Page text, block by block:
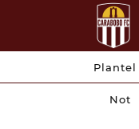
Plantel
Not